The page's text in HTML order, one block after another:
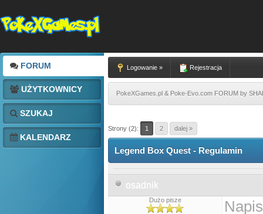
FORUM
UŻYTKOWNICY
SZUKAJ
KALENDARZ
Logowanie » Rejestracja
PokeXGames.pl & Poke-Evo.com FORUM by
Strony (2): 1 2 dalej »
Legend Box Quest - Regulamin
osadnik
Dużo pisze